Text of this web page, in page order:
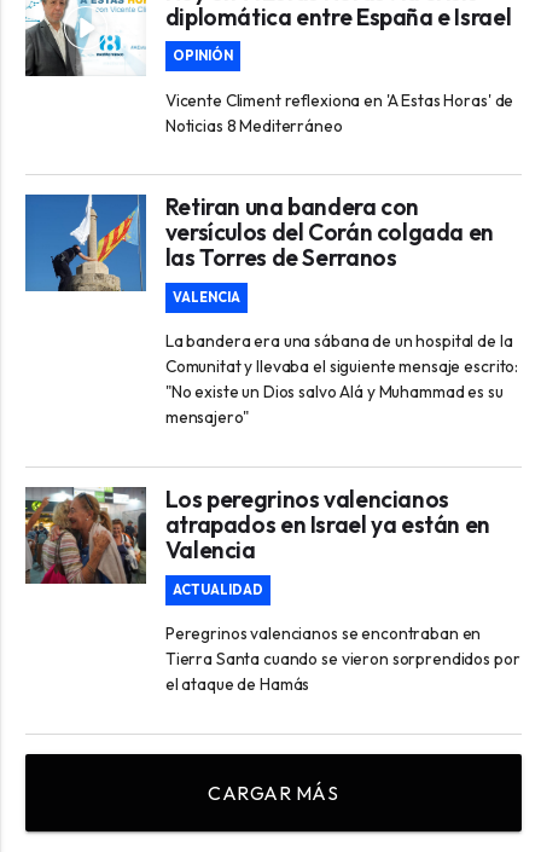
diplomática entre España e Israel
OPINIÓN
Vicente Climent reflexiona en 'A Estas Horas' de
Noticias 8 Mediterráneo
Retiran una bandera con
versículos del Corán colgada en
las Torres de Serranos
VALENCIA
La bandera era una sábana de un hospital de la
Comunitat y llevaba el siguiente mensaje escrito:
"No existe un Dios salvo Alá y Muhammad es su
mensajero"
Los peregrinos valencianos
atrapados en Israel ya están en
Valencia
ACTUALIDAD
Peregrinos valencianos se encontraban en
Tierra Santa cuando se vieron sorprendidos por
el ataque de Hamás
CARGAR MÁS